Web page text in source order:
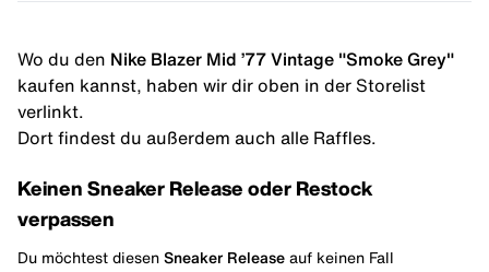
Wo du den Nike Blazer Mid ’77 Vintage "Smoke Grey"
kaufen kannst, haben wir dir oben in der Storelist
verlinkt.
Dort findest du außerdem auch alle Raffles.
Keinen Sneaker Release oder Restock
verpassen
Du möchtest diesen Sneaker Release auf keinen Fall